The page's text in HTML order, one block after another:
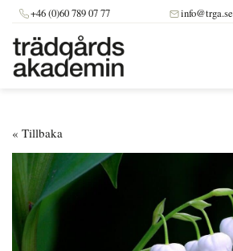
+46 (0)60 789 07 77 info@trga.se